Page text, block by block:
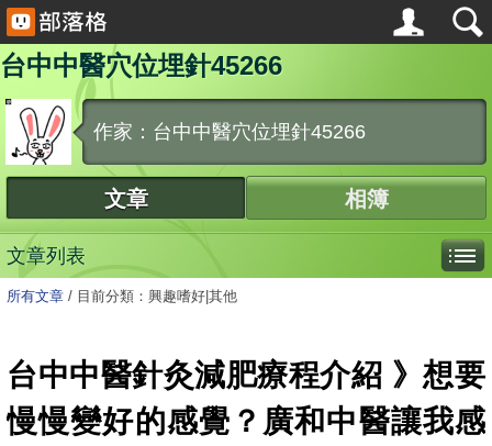
台中中醫穴位埋針45266
作家：台中中醫穴位埋針45266
文章 相簿
文章列表
所有文章 / 目前分類：興趣嗜好|其他
台中中醫針灸減肥療程介紹 》想要
慢慢變好的感覺？廣和中醫讓我感